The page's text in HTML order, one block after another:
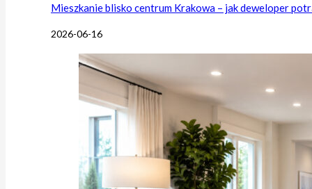
Mieszkanie blisko centrum Krakowa – jak deweloper
2026-06-16